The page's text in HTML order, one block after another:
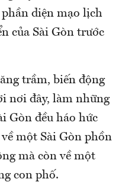
diện mạo lịch
của Sài Gòn trước
trầm, biến động
nơi đây, làm những
Gòn đều háo hức
một Sài Gòn phồn
mà còn về một
con phố.